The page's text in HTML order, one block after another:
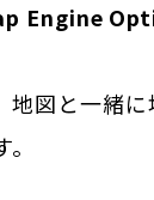
Engine
図と一緒